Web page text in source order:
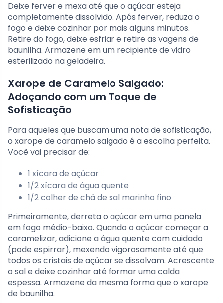
Deixe ferver e mexa até que o açúcar esteja
completamente dissolvido. Após ferver, reduza o
fogo e deixe cozinhar por mais alguns minutos.
Retire do fogo, deixe esfriar e retire as vagens de
baunilha. Armazene em um recipiente de vidro
esterilizado na geladeira.
Xarope de Caramelo Salgado:
Adoçando com um Toque de
Sofisticação
Para aqueles que buscam uma nota de sofisticação,
o xarope de caramelo salgado é a escolha perfeita.
Você vai precisar de:
1 xícara de açúcar
1/2 xícara de água quente
1/2 colher de chá de sal marinho fino
Primeiramente, derreta o açúcar em uma panela
em fogo médio-baixo. Quando o açúcar começar a
caramelizar, adicione a água quente com cuidado
(pode espirrar), mexendo vigorosamente até que
todos os cristais de açúcar se dissolvam. Acrescente
o sal e deixe cozinhar até formar uma calda
espessa. Armazene da mesma forma que o xarope
de baunilha.